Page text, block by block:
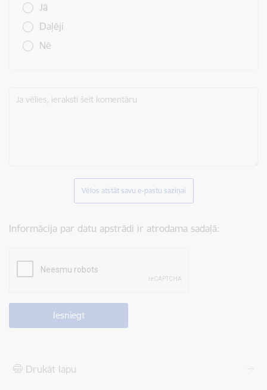
Jā
Daļēji
Nē
Ja vēlies, ieraksti šeit komentāru
Vēlos atstāt savu e-pastu saziņai
Informācija par datu apstrādi ir atrodama sadaļā:
Drukāt lapu